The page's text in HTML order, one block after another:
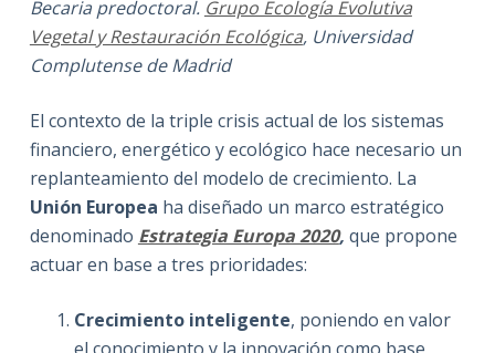
Becaria predoctoral. Grupo Ecología Evolutiva
Vegetal y Restauración Ecológica, Universidad
Complutense de Madrid
El contexto de la triple crisis actual de los sistemas
financiero, energético y ecológico hace necesario un
replanteamiento del modelo de crecimiento. La
Unión Europea ha diseñado un marco estratégico
denominado Estrategia Europa 2020, que propone
actuar en base a tres prioridades:
Crecimiento inteligente, poniendo en valor